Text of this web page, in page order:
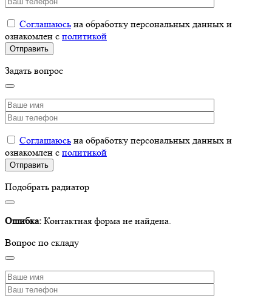
Соглашаюсь на обработку персональных данных и
ознакомлен с политикой
Задать вопрос
Соглашаюсь на обработку персональных данных и
ознакомлен с политикой
Подобрать радиатор
Ошибка: Контактная форма не найдена.
Вопрос по складу